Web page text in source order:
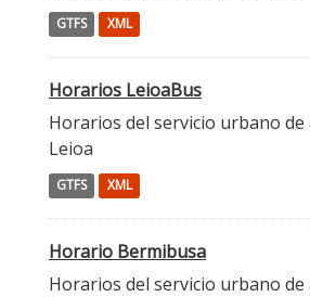
GTFS XML
Horarios LeioaBus
Horarios del servicio urbano
Leioa
GTFS XML
Horario Bermibusa
Horarios del servicio urbano